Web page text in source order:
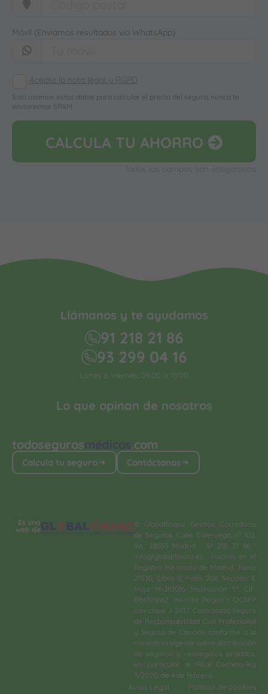
Móvil (Enviamos resultados vía WhatsApp)
Acepto la nota legal y RGPD
Solo usamos estos datos para calcular el precio del seguro, nunca te
enviaremos SPAM
CALCULA TU AHORRO
todosegurosmédicos.com
Calcula tu seguro Contáctanos
Lo que opinan de nosotros
Llámanos y te ayudamos
91 218 21 86
93 299 04 16
Lunes a Viernes: 09:00 a 15:00
Es una
web de
© Globalfinanz Gestión Correduría
de Seguros. Calle Caleruega, nº 102,
9A, 28033 Madrid · 91 218 21 86 ·
info@globalfinanz.es · Inscrita en el
Registro Mercantil de Madrid, Tomo
21530, Libro 0, Folio 206, Sección 8,
Hoja M-383016. Inscripción 1.ª. CIF.
B84396662. Inscrita Registro DGSFP
con clave J-2437. Contratado Seguro
de Responsabilidad Civil Profesional
y Seguro de Caución conforme a la
normativa vigente sobre distribución
de seguros y reaseguros privados,
en particular al Real Decreto-ley
3/2020, de 4 de febrero.​
Aviso Legal Política de cookies